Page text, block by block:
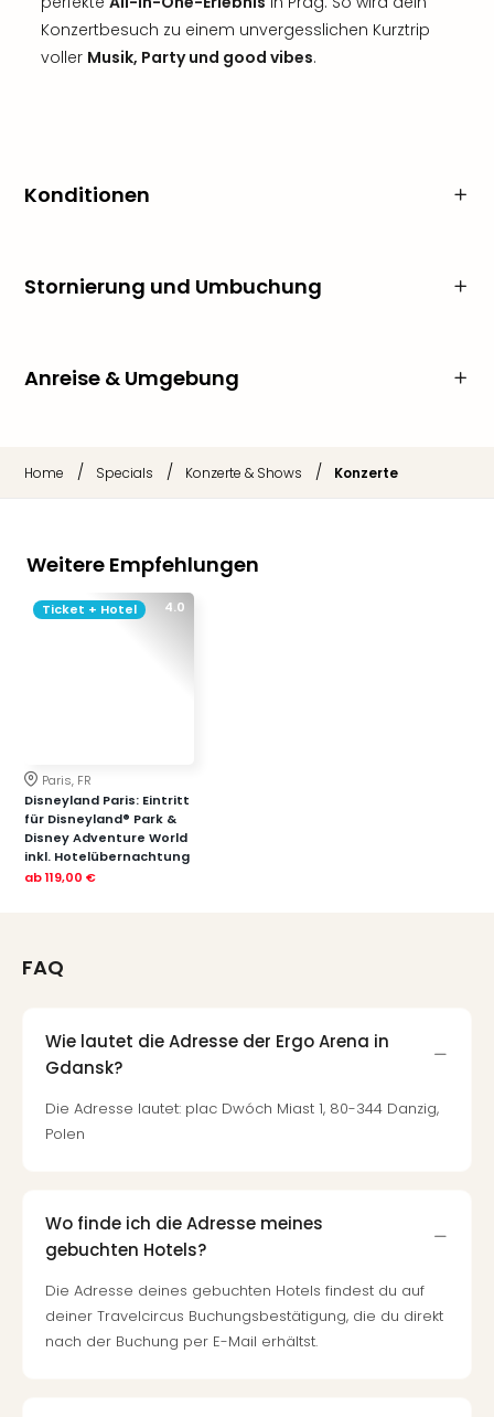
Konzertbesuch zu einem unvergesslichen Kurztrip
voller Musik, Party und good vibes.
Konditionen
Stornierung und Umbuchung
Anreise & Umgebung
Home / Specials / Konzerte & Shows / Konzerte
Weitere Empfehlungen
4.0
Ticket + Hotel
Paris, FR
Disneyland Paris: Eintritt
für Disneyland® Park &
Disney Adventure World
inkl. Hotelübernachtung
ab119,00 €
FAQ
Wie lautet die Adresse der Ergo Arena in
Gdansk?
Die Adresse lautet: plac Dwóch Miast 1, 80-344 Danzig,
Polen
Wo finde ich die Adresse meines
gebuchten Hotels?
Die Adresse deines gebuchten Hotels findest du auf
deiner Travelcircus Buchungsbestätigung, die du direkt
nach der Buchung per E-Mail erhältst.